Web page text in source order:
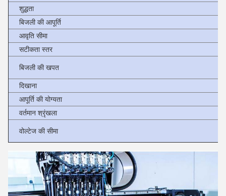
शुद्धता
बिजली की आपूर्ति
आवृति सीमा
सटीकता स्तर
बिजली की खपत
दिखाना
आपूर्ति की योग्यता
वर्तमान श्रृंखला
वोल्टेज की सीमा